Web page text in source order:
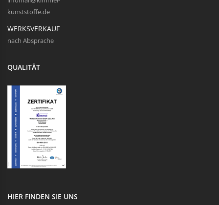
kunststoffe.de
WERKSVERKAUF
nach Absprache
QUALITÄT
HIER FINDEN SIE UNS